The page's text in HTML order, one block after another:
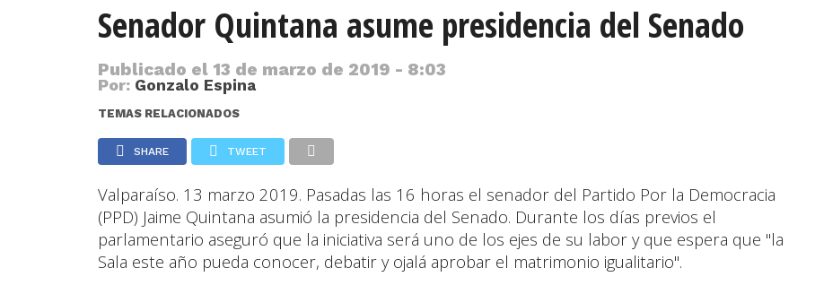
Senador Quintana asume presidencia del Senado
Publicado el 13 de marzo de 2019 - 8:03
Por: Gonzalo Espina
TEMAS RELACIONADOS
SHARE TWEET
Valparaíso. 13 marzo 2019. Pasadas las 16 horas el senador del Partido Por la Democracia
(PPD) Jaime Quintana asumió la presidencia del Senado. Durante los días previos el
parlamentario aseguró que la iniciativa será uno de los ejes de su labor y que espera que "la
Sala este año pueda conocer, debatir y ojalá aprobar el matrimonio igualitario".